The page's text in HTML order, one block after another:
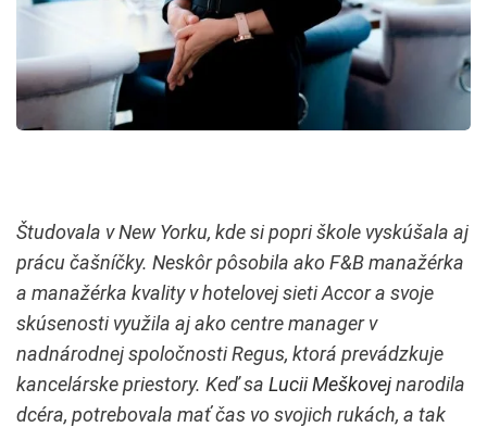
Študovala v New Yorku, kde si popri škole vyskúšala aj
prácu čašníčky. Neskôr pôsobila ako F&B manažérka
a manažérka kvality v hotelovej sieti Accor a svoje
skúsenosti využila aj ako centre manager v
nadnárodnej spoločnosti Regus, ktorá prevádzkuje
kancelárske priestory. Keď sa Lucii Meškovejnarodila
dcéra, potrebovala mať čas vo svojich rukách, a tak